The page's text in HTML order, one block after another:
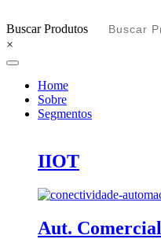
Buscar Produtos
×
Home
Sobre
Segmentos
IIOT
Aut. Comercial